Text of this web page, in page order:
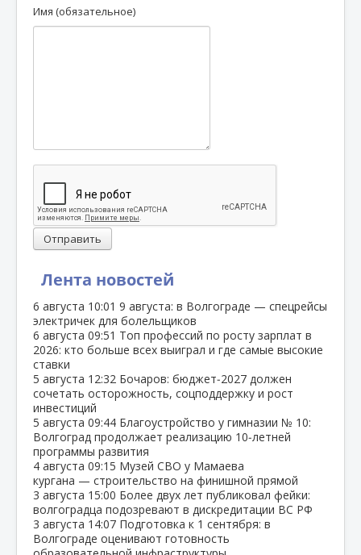
Лента новостей
6 августа 10:01 9 августа: в Волгограде — спецрейсы
электричек для болельщиков
6 августа 09:51 Топ профессий по росту зарплат в
2026: кто больше всех выиграл и где самые высокие
ставки
5 августа 12:32 Бочаров: бюджет‑2027 должен
сочетать осторожность, соцподдержку и рост
инвестиций
5 августа 09:44 Благоустройство у гимназии № 10:
Волгоград продолжает реализацию 10‑летней
программы развития
4 августа 09:15 Музей СВО у Мамаева
кургана — строительство на финишной прямой
3 августа 15:00 Более двух лет публиковал фейки:
волгоградца подозревают в дискредитации ВС РФ
3 августа 14:07 Подготовка к 1 сентября: в
Волгограде оценивают готовность
Имя (обязательное)
Отправить